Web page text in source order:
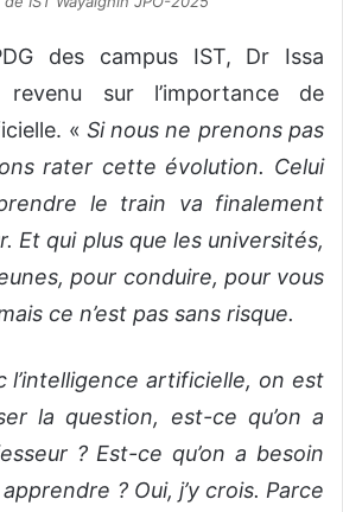
des campus IST, Dr Issa
revenu sur l’importance de
« Si nous ne prenons pas
rater cette évolution. Celui
le train va finalement
Et qui plus que les universités,
pour conduire, pour vous
ce n’est pas sans risque.
l’intelligence artificielle, on est
la question, est-ce qu’on a
? Est-ce qu’on a besoin
? Oui, j’y crois. Parce